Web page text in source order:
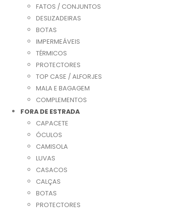
FATOS / CONJUNTOS
DESLIZADEIRAS
BOTAS
IMPERMEÁVEIS
TÉRMICOS
PROTECTORES
TOP CASE / ALFORJES
MALA E BAGAGEM
COMPLEMENTOS
FORA DE ESTRADA
CAPACETE
ÓCULOS
CAMISOLA
LUVAS
CASACOS
CALÇAS
BOTAS
PROTECTORES